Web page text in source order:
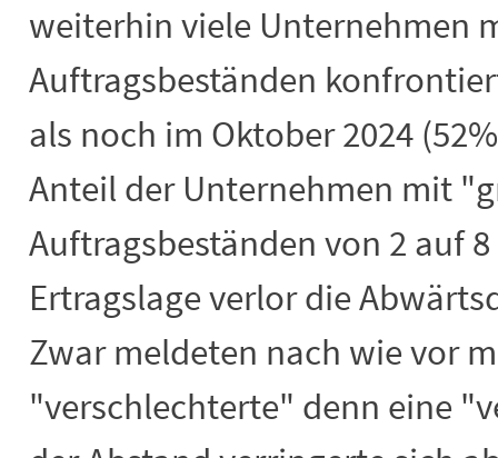
weiterhin viele Unternehmen
Auftragsbeständen
als noch im Oktober 2024
Anteil der Unternehmen mit
Auftragsbeständen von 2 auf
Ertragslage verlor die
Zwar meldeten nach wie vor
"verschlechterte" denn eine